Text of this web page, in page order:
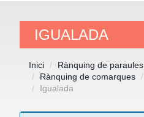
IGUALADA
Inici
Rànquing de paraules
Rànquing de comarques
Igualada